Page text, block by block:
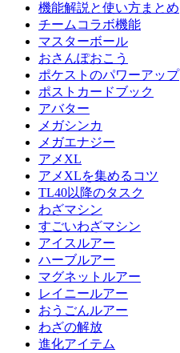
機能解説と使い方まとめ
チームコラボ機能
マスターボール
おさんぽおこう
ポケストのパワーアップ
ポストカードブック
アバター
メガシンカ
メガエナジー
アメXL
アメXLを集めるコツ
TL40以降のタスク
わざマシン
すごいわざマシン
アイスルアー
ハーブルアー
マグネットルアー
レイニールアー
おうごんルアー
わざの解放
進化アイテム